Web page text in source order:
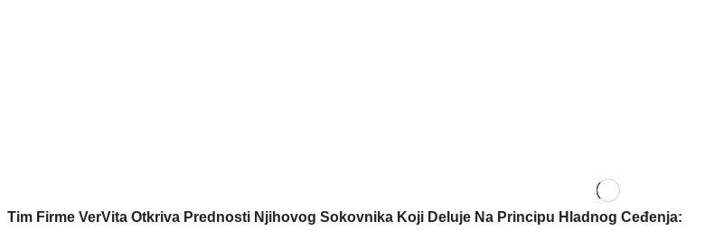
Tim Firme VerVita Otkriva Prednosti Njihovog Sokovnika Koji Deluje Na Principu Hladnog Ceđenja: